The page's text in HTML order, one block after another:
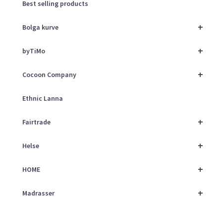
Best selling products
+
Bolga kurve
+
byTiMo
+
Cocoon Company
Ethnic Lanna
+
Fairtrade
+
Helse
+
HOME
+
Madrasser